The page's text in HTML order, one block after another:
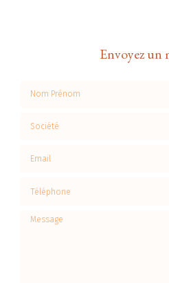
Envoyez un
Message